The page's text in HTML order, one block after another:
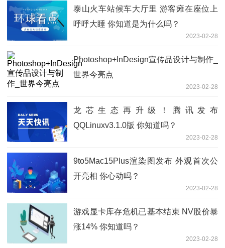
泰山火车站候车大厅里 游客瘫在座位上
呼呼大睡 你知道是为什么吗？
2023-02-28
Photoshop+InDesign宣传品设计与制作_
世界今亮点
2023-02-28
龙芯生态再升级！腾讯发布
QQLinuxv3.1.0版 你知道吗？
2023-02-28
9to5Mac15Plus渲染图发布 外观首次公
开亮相 你心动吗？
2023-02-28
游戏显卡库存危机已基本结束 NV股价暴
涨14% 你知道吗？
2023-02-28